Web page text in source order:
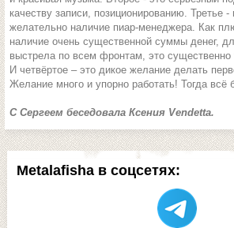
Metalafisha в соцсетях:
качеству записи, позиционированию. Третье
желательно наличие пиар-менеджера. Как
наличие очень существенной суммы денег,
выстрела по всем фронтам, это существенно
И четвёртое – это дикое желание делать
Желание много и упорно работать! Тогда всё
C Сергеем беседовала Ксения Vendetta.